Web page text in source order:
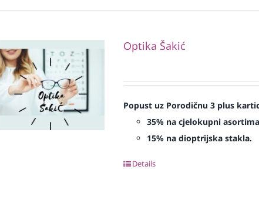
Optika Šakić
Popust uz Porodičnu 3 plus
35% na cjelokupni
15% na dioptrijska stakla.
Details